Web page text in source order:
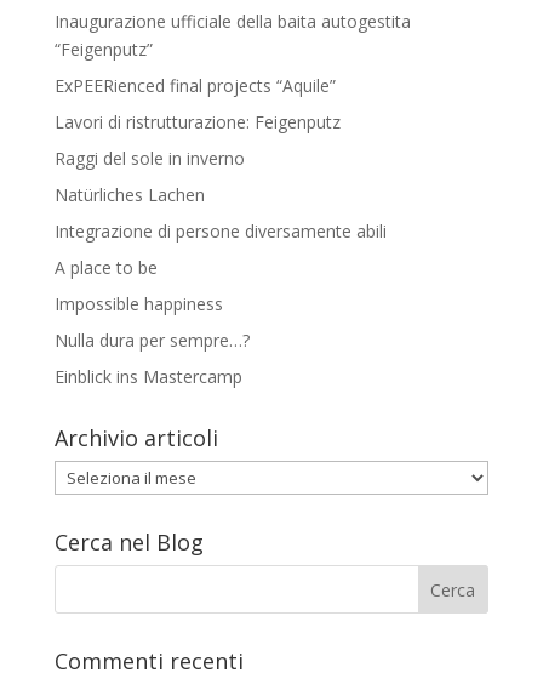
Inaugurazione ufficiale della baita autogestita
“Feigenputz”
ExPEERienced final projects “Aquile”
Lavori di ristrutturazione: Feigenputz
Raggi del sole in inverno
Natürliches Lachen
Integrazione di persone diversamente abili
A place to be
Impossible happiness
Nulla dura per sempre…?
Einblick ins Mastercamp
Archivio articoli
Archivio
articoli
Cerca nel Blog
Commenti recenti